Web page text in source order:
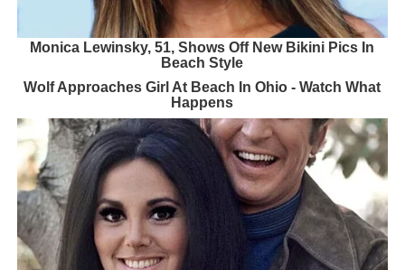
Monica Lewinsky, 51, Shows Off New Bikini Pics In
Beach Style
Wolf Approaches Girl At Beach In Ohio - Watch What
Happens